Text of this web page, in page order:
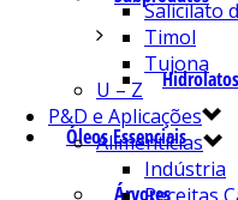
Hidrolatos
Óleos Essenciais
Árvores
Salicilato
Timol
Tujona
U – Z
P&D e Aplicações
Alimentícias
Indústria